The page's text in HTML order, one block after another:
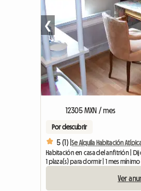
❮
12305 MXN / mes
Por descubrir
5 (1) |Se Alquila Habitación
Habitación en casa del anfitrión |
1 plaza(s) para dormir | 1 mes mínimo
Ver